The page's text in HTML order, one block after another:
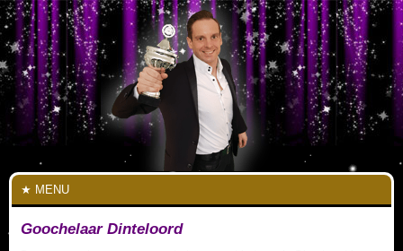
MENU
Goochelaar Dinteloord